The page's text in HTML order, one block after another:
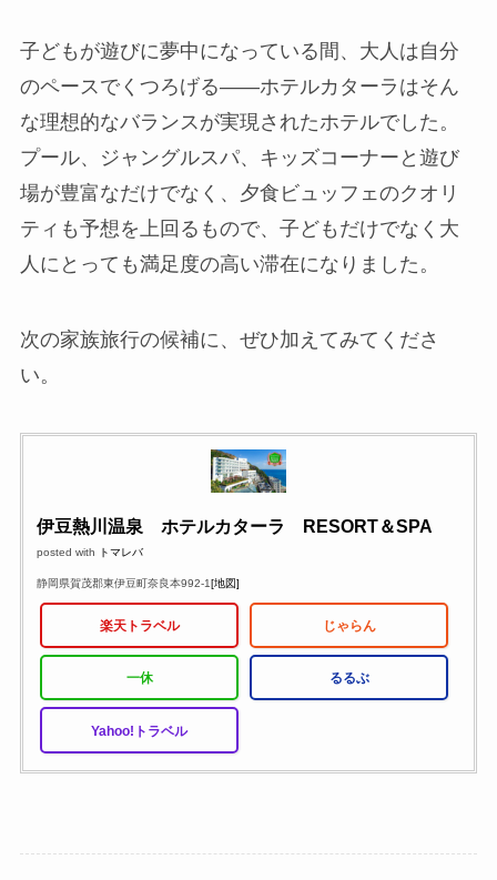
子どもが遊びに夢中になっている間、大人は自分
のペースでくつろげる——ホテルカターラはそん
な理想的なバランスが実現されたホテルでした。
プール、ジャングルスパ、キッズコーナーと遊び
場が豊富なだけでなく、夕食ビュッフェのクオリ
ティも予想を上回るもので、子どもだけでなく大
人にとっても満足度の高い滞在になりました。
次の家族旅行の候補に、ぜひ加えてみてくださ
い。
伊豆熱川温泉 ホテルカターラ RESORT＆SPA
posted with トマレバ
静岡県賀茂郡東伊豆町奈良本992-1[地図]
楽天トラベル じゃらん
一休 るるぶ
Yahoo!トラベル